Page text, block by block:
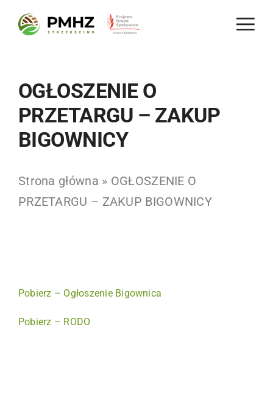
OGŁOSZENIE O
PRZETARGU – ZAKUP
BIGOWNICY
Strona główna » OGŁOSZENIE O
PRZETARGU – ZAKUP BIGOWNICY
Pobierz – Ogłoszenie Bigownica
Pobierz – RODO